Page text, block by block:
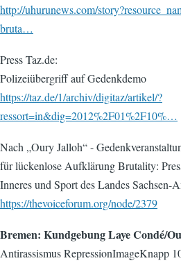
http://uhurunews.com/
bruta…
Press Taz.de:
Polizeiübergriff auf Gedenkdemo
https://taz.de/1/archiv/digitaz/artikel/?
ressort=in&dig=2012%2F01%2F10%…
Nach „Oury Jalloh“ -
für lückenlose Aufklärung Brutality:
Inneres und Sport des Landes Sachsen-
https://thevoiceforum.org/node/2379
Bremen: Kundgebung Laye Condé/
Antirassismus RepressionImageKnapp